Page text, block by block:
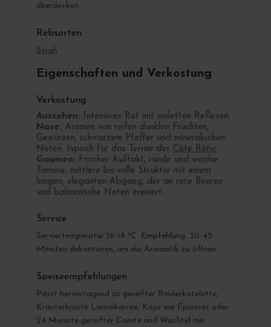
überdecken.
Rebsorten
Syrah
Eigenschaften und Verkostung
Verkostung
Aussehen: Intensives Rot mit violetten Reflexen.
Nase: Aromen von reifen dunklen Früchten,
Gewürzen, schwarzem Pfeffer und mineralischen
Noten, typisch für das Terroir der Côte Rôtie.
Gaumen: Frischer Auftakt, runde und weiche
Tannine, mittlere bis volle Struktur mit einem
langen, eleganten Abgang, der an rote Beeren
und balsamische Noten erinnert.
Service
Serviertemperatur 16-18 °C. Empfehlung: 30-45
Minuten dekantieren, um die Aromatik zu öffnen.
Speiseempfehlungen
Passt hervorragend zu gereifter Rinderkotelette,
Kräuterkruste Lammkarree, Käse wie Époisses oder
24 Monate gereifter Comté und Wachtel mit